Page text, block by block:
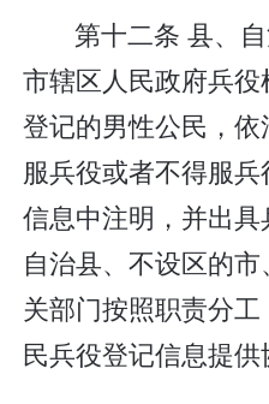
第十二条 县、
市辖区人民政府兵
登记的男性公民，
服兵役或者不得服
信息中注明，并出具
自治县、不设区的
关部门按照职责分
民兵役登记信息提供